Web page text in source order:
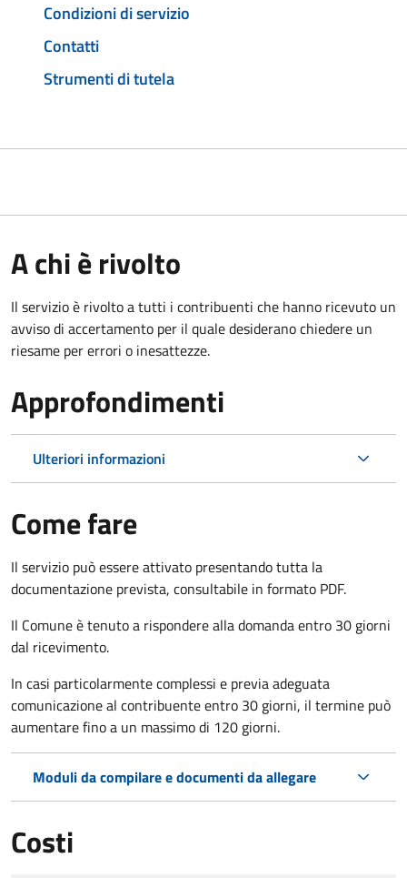
Condizioni di servizio
Contatti
Strumenti di tutela
A chi è rivolto
Il servizio è rivolto a tutti i contribuenti che hanno ricevuto un
avviso di accertamento per il quale desiderano chiedere un
riesame per errori o inesattezze.
Approfondimenti
Ulteriori informazioni
Come fare
Il servizio può essere attivato presentando tutta la
documentazione prevista, consultabile in formato PDF.
Il Comune è tenuto a rispondere alla domanda entro 30 giorni
dal ricevimento.
In casi particolarmente complessi e previa adeguata
comunicazione al contribuente entro 30 giorni, il termine può
aumentare fino a un massimo di 120 giorni.
Moduli da compilare e documenti da allegare
Costi